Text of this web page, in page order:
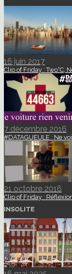
16 juin 2017
Clip of Friday : Two°C,
7 décembre 2016
#DATAGUEULE : Ne
21 octobre 2016
Clip of Friday :
INSOLITE